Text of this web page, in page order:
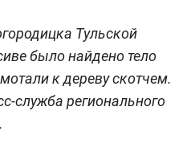
Тульской
было найдено тело
к дереву скотчем.
служба регионального